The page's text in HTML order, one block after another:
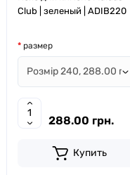
Club | зеленый | ADIB220
размер
288.00 грн.
Купить